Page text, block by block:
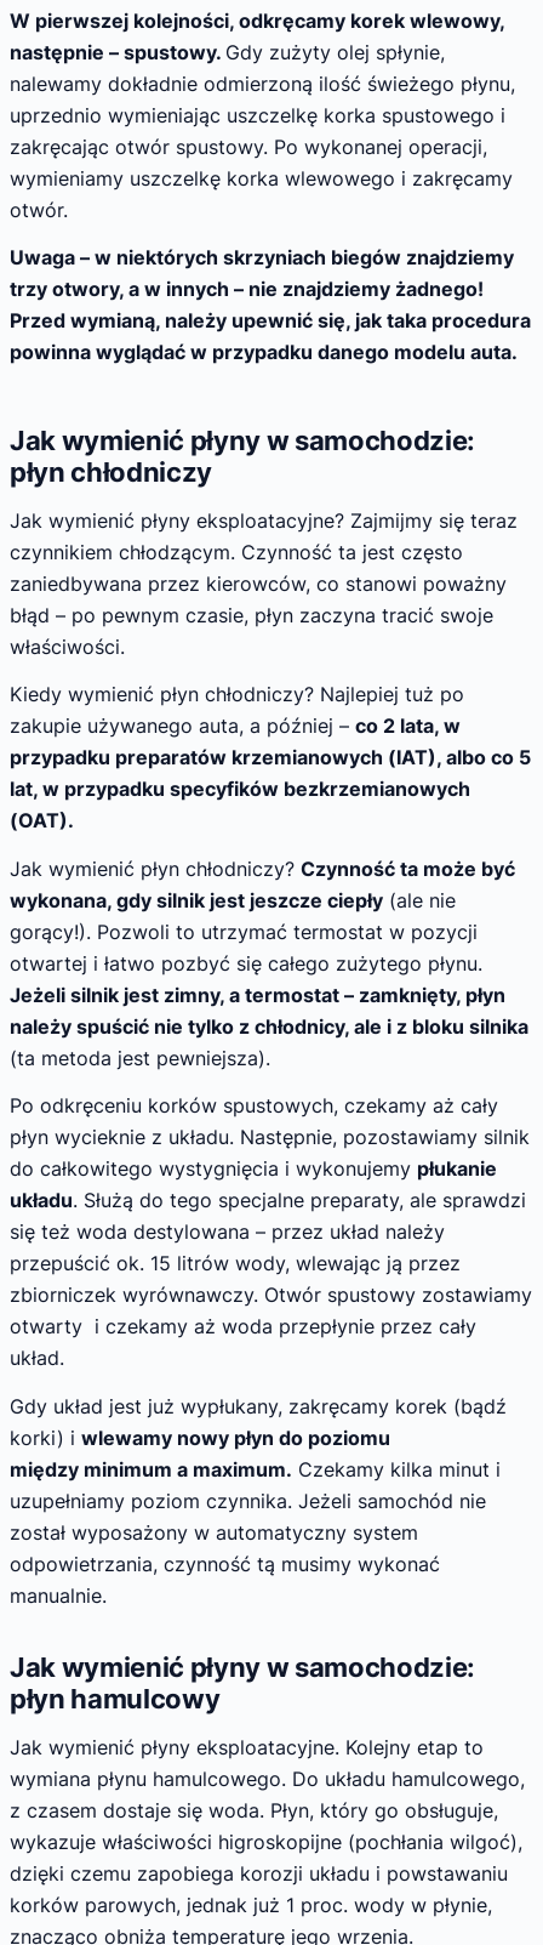
W pierwszej kolejności, odkręcamy korek wlewowy,
następnie – spustowy. Gdy zużyty olej spłynie,
nalewamy dokładnie odmierzoną ilość świeżego płynu,
uprzednio wymieniając uszczelkę korka spustowego i
zakręcając otwór spustowy. Po wykonanej operacji,
wymieniamy uszczelkę korka wlewowego i zakręcamy
otwór.
Uwaga – w niektórych skrzyniach biegów znajdziemy
trzy otwory, a w innych – nie znajdziemy żadnego!
Przed wymianą, należy upewnić się, jak taka procedura
powinna wyglądać w przypadku danego modelu auta.
Jak wymienić płyny w samochodzie:
płyn chłodniczy
Jak wymienić płyny eksploatacyjne? Zajmijmy się teraz
czynnikiem chłodzącym. Czynność ta jest często
zaniedbywana przez kierowców, co stanowi poważny
błąd – po pewnym czasie, płyn zaczyna tracić swoje
właściwości.
Kiedy wymienić płyn chłodniczy? Najlepiej tuż po
zakupie używanego auta, a później – co 2 lata, w
przypadku preparatów krzemianowych (IAT), albo co 5
lat, w przypadku specyfików bezkrzemianowych
(OAT).
Jak wymienić płyn chłodniczy? Czynność ta może być
wykonana, gdy silnik jest jeszcze ciepły (ale nie
gorący!). Pozwoli to utrzymać termostat w pozycji
otwartej i łatwo pozbyć się całego zużytego płynu.
Jeżeli silnik jest zimny, a termostat – zamknięty, płyn
należy spuścić nie tylko z chłodnicy, ale i z bloku silnika
(ta metoda jest pewniejsza).
Po odkręceniu korków spustowych, czekamy aż cały
płyn wycieknie z układu. Następnie, pozostawiamy silnik
do całkowitego wystygnięcia i wykonujemy płukanie
układu. Służą do tego specjalne preparaty, ale sprawdzi
się też woda destylowana – przez układ należy
przepuścić ok. 15 litrów wody, wlewając ją przez
zbiorniczek wyrównawczy. Otwór spustowy zostawiamy
otwarty i czekamy aż woda przepłynie przez cały
układ.
Gdy układ jest już wypłukany, zakręcamy korek (bądź
korki) i wlewamy nowy płyn do poziomu
między minimum a maximum. Czekamy kilka minut i
uzupełniamy poziom czynnika. Jeżeli samochód nie
został wyposażony w automatyczny system
odpowietrzania, czynność tą musimy wykonać
manualnie.
Jak wymienić płyny w samochodzie:
płyn hamulcowy
Jak wymienić płyny eksploatacyjne. Kolejny etap to
wymiana płynu hamulcowego. Do układu hamulcowego,
z czasem dostaje się woda. Płyn, który go obsługuje,
wykazuje właściwości higroskopijne (pochłania wilgoć),
dzięki czemu zapobiega korozji układu i powstawaniu
korków parowych, jednak już 1 proc. wody w płynie,
znacząco obniża temperaturę jego wrzenia.